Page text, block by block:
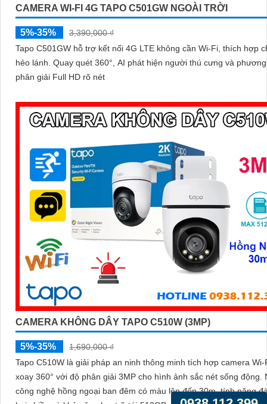
CAMERA WI-FI 4G TAPO C501GW NGOÀI TRỜI
5%-35%
3,390,000 ₫
Tapo C501GW hỗ trợ kết nối 4G LTE không cần Wi-Fi, thích hợp
hẻo lánh. Quay quét 360°, AI phát hiện người thú cưng và phương tiện độ
phân giải Full HD rõ nét
CAMERA KHÔNG DÂY TAPO C510W (3MP)
5%-35%
1,690,000 ₫
Tapo C510W là giải pháp an ninh thông minh tích hợp camera Wi-
xoay 360° với độ phân giải 3MP cho hình ảnh sắc nét sống động. Nhờ
công nghệ hồng ngoại ban đêm có màu lên đến 30m, tính năng